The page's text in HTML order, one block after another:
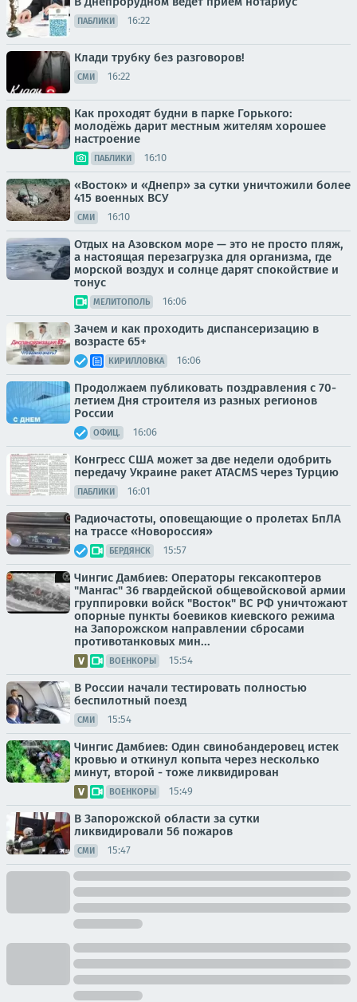
ПАБЛИКИ 16:22
Клади трубку без разговоров!
СМИ 16:22
Как проходят будни в парке Горького:
молодёжь дарит местным жителям хорошее
настроение
ПАБЛИКИ 16:10
«Восток» и «Днепр» за сутки уничтожили более
415 военных ВСУ
СМИ 16:10
Отдых на Азовском море — это не просто пляж,
а настоящая перезагрузка для организма, где
морской воздух и солнце дарят спокойствие и
тонус
МЕЛИТОПОЛЬ 16:06
Зачем и как проходить диспансеризацию в
возрасте 65+
КИРИЛЛОВКА 16:06
Продолжаем публиковать поздравления с 70-
летием Дня строителя из разных регионов
России
ОФИЦ. 16:06
Конгресс США может за две недели одобрить
передачу Украине ракет ATACMS через Турцию
ПАБЛИКИ 16:01
Радиочастоты, оповещающие о пролетах БпЛА
на трассе «Новороссия»
БЕРДЯНСК 15:57
Чингис Дамбиев: Операторы гексакоптеров
"Мангас" 36 гвардейской общевойсковой армии
группировки войск "Восток" ВС РФ уничтожают
опорные пункты боевиков киевского режима
на Запорожском направлении сбросами
противотанковых мин...
ВОЕНКОРЫ 15:54
В России начали тестировать полностью
беспилотный поезд
СМИ 15:54
Чингис Дамбиев: Один свинобандеровец истек
кровью и откинул копыта через несколько
минут, второй - тоже ликвидирован
ВОЕНКОРЫ 15:49
В Запорожской области за сутки
ликвидировали 56 пожаров
СМИ 15:47